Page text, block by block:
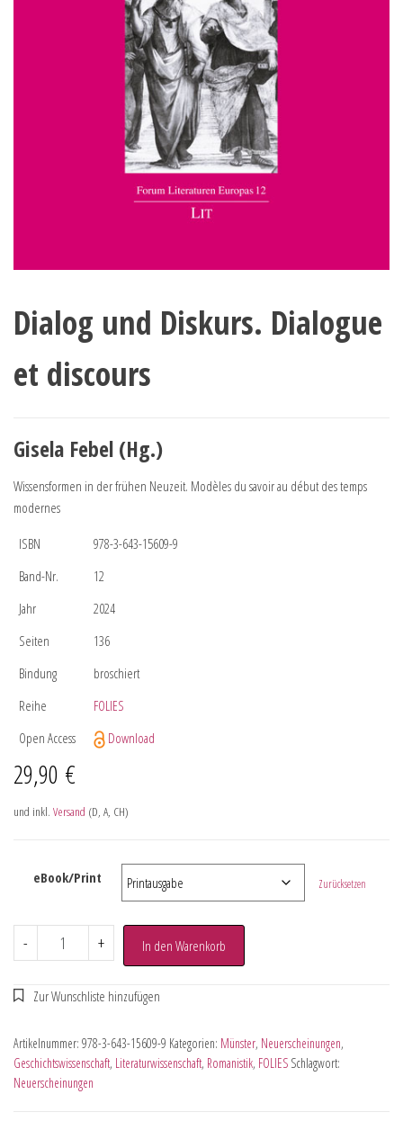
Dialog und Diskurs. Dialogue
et discours
Gisela Febel (Hg.)
Wissensformen in der frühen Neuzeit. Modèles du savoir au début des temps
modernes
ISBN
978-3-643-15609-9
Band-Nr.
12
Jahr
2024
Seiten
136
Bindung
broschiert
Reihe
FOLIES
Open Access
Download
29,90 €
und inkl. Versand (D, A, CH)
eBook/Print Zurücksetzen
- + In den Warenkorb
Artikelnummer: 978-3-643-15609-9 Kategorien: Münster, Neuerscheinungen,
Geschichtswissenschaft, Literaturwissenschaft, Romanistik, FOLIES Schlagwort:
Neuerscheinungen